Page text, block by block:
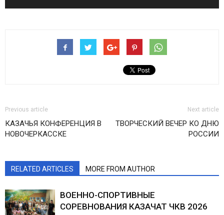
Previous article
КАЗАЧЬЯ КОНФЕРЕНЦИЯ В
НОВОЧЕРКАССКЕ
Next article
ТВОРЧЕСКИЙ ВЕЧЕР КО ДНЮ
РОССИИ
RELATED ARTICLES MORE FROM AUTHOR
ВОЕННО-СПОРТИВНЫЕ
СОРЕВНОВАНИЯ КАЗАЧАТ ЧКВ 2026